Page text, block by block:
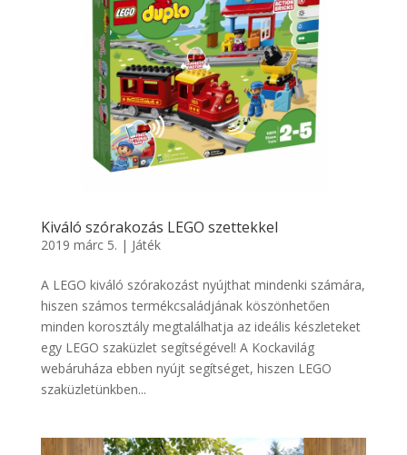
Kiváló szórakozás LEGO szettekkel
2019 márc 5. | Játék
A LEGO kiváló szórakozást nyújthat mindenki számára,
hiszen számos termékcsaládjának köszönhetően
minden korosztály megtalálhatja az ideális készleteket
egy LEGO szaküzlet segítségével! A Kockavilág
webáruháza ebben nyújt segítséget, hiszen LEGO
szaküzletünkben...